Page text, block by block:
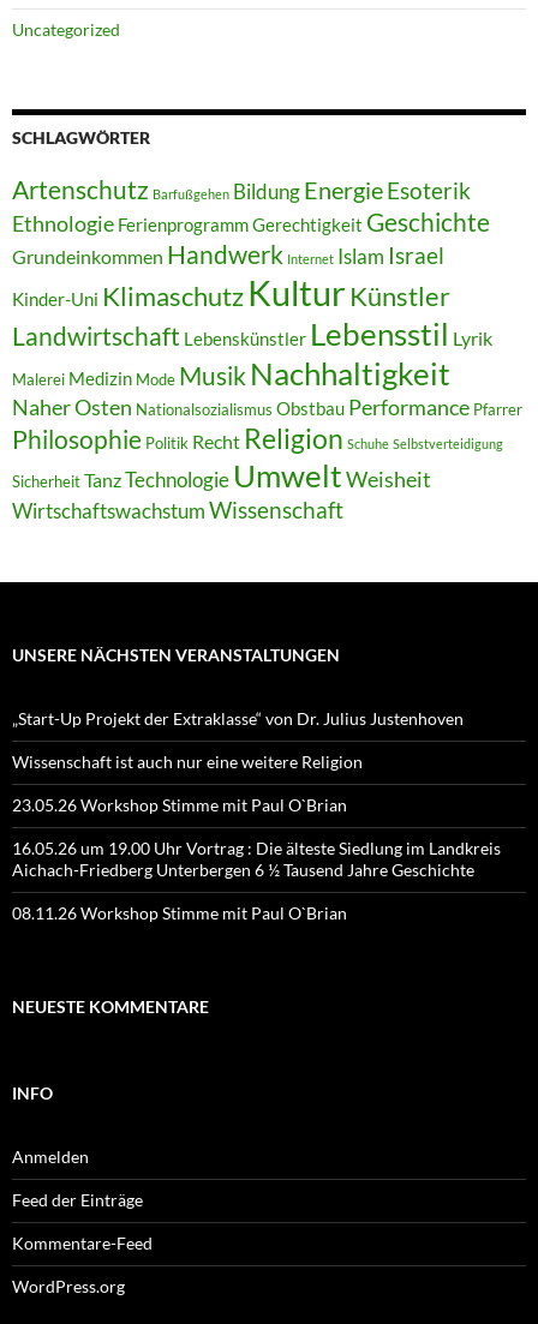
Uncategorized
SCHLAGWÖRTER
Artenschutz Barfußgehen BildungEnergieEsoterik
Ethnologie FerienprogrammGerechtigkeit Geschichte
Grundeinkommen Handwerk Internet Islam Israel
Kinder-Uni KlimaschutzKultur Künstler
Landwirtschaft Lebenskünstler Lebensstil Lyrik
Malerei Medizin Mode MusikNachhaltigkeit
Naher Osten Nationalsozialismus Obstbau Performance Pfarrer
Philosophie Politik Recht Religion Schuhe Selbstverteidigung
SicherheitTanzTechnologie UmweltWeisheit
WirtschaftswachstumWissenschaft
UNSERE NÄCHSTEN VERANSTALTUNGEN
„Start-Up Projekt der Extraklasse“ von Dr. Julius Justenhoven
Wissenschaft ist auch nur eine weitere Religion
23.05.26 Workshop Stimme mit Paul O`Brian
16.05.26 um 19.00 Uhr Vortrag : Die älteste Siedlung im Landkreis
Aichach-Friedberg Unterbergen 6 ½ Tausend Jahre Geschichte
08.11.26 Workshop Stimme mit Paul O`Brian
NEUESTE KOMMENTARE
INFO
Anmelden
Feed der Einträge
Kommentare-Feed
WordPress.org